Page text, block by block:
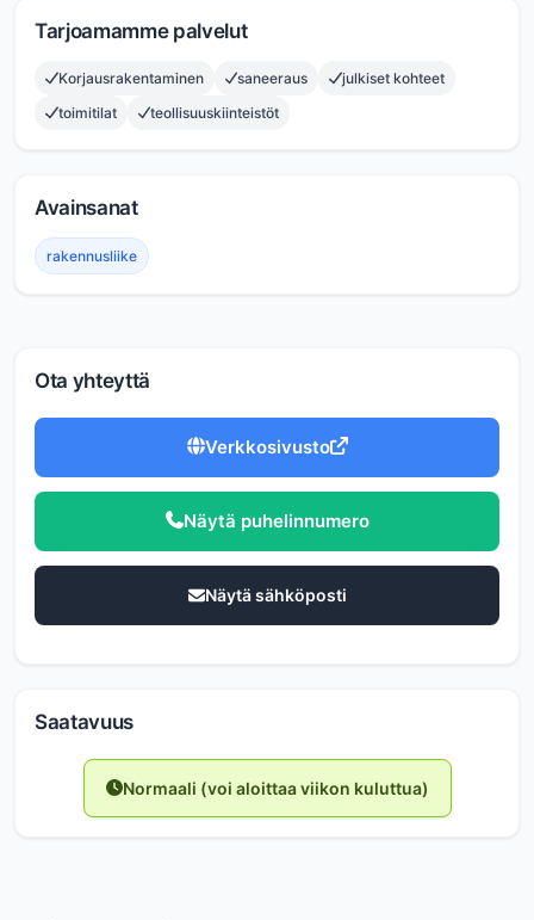
Tarjoamamme palvelut
Korjausrakentaminen saneeraus
julkiset kohteet
toimitilat
teollisuuskiinteistöt
Avainsanat
rakennusliike
Ota yhteyttä
Verkkosivusto
Näytä puhelinnumero
Näytä sähköposti
Saatavuus
Normaali (voi aloittaa viikon kuluttua)